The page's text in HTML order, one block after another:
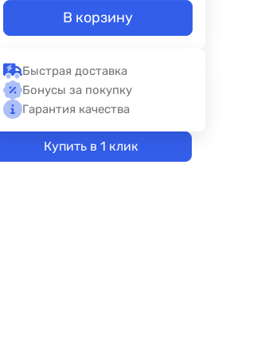
В корзину
Быстрая доставка
Бонусы за покупку
Гарантия качества
Купить в 1 клик